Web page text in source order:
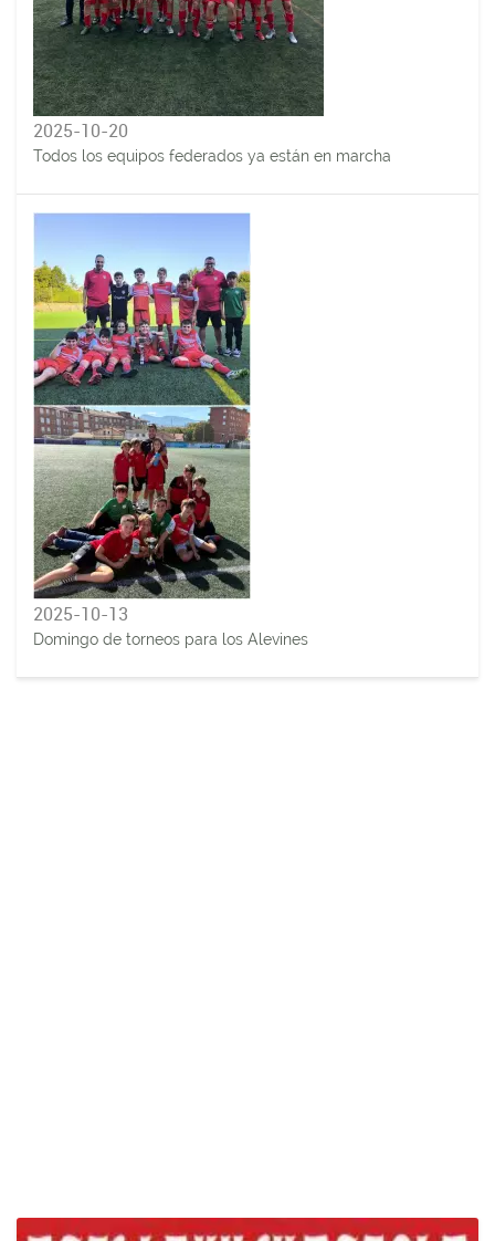
2025-10-20
Todos los equipos federados ya están en marcha
2025-10-13
Domingo de torneos para los Alevines